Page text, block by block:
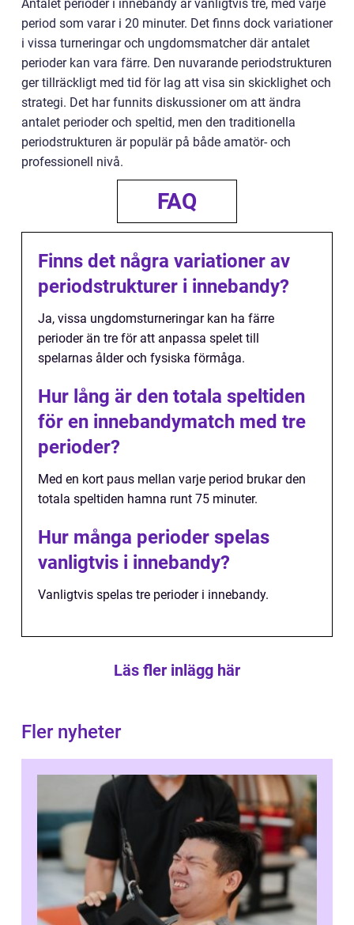
Antalet perioder i innebandy är vanligtvis tre, med varje
period som varar i 20 minuter. Det finns dock variationer
i vissa turneringar och ungdomsmatcher där antalet
perioder kan vara färre. Den nuvarande periodstrukturen
ger tillräckligt med tid för lag att visa sin skicklighet och
strategi. Det har funnits diskussioner om att ändra
antalet perioder och speltid, men den traditionella
periodstrukturen är populär på både amatör- och
professionell nivå.
FAQ
Finns det några variationer av
periodstrukturer i innebandy?
Ja, vissa ungdomsturneringar kan ha färre
perioder än tre för att anpassa spelet till
spelarnas ålder och fysiska förmåga.
Hur lång är den totala speltiden
för en innebandymatch med tre
perioder?
Med en kort paus mellan varje period brukar den
totala speltiden hamna runt 75 minuter.
Hur många perioder spelas
vanligtvis i innebandy?
Vanligtvis spelas tre perioder i innebandy.
Läs fler inlägg här
Fler nyheter